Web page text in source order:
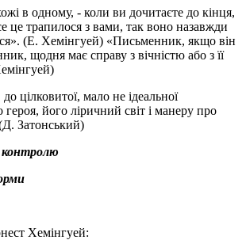
в одному, - коли ви дочитаєте до кінця,
це трапилося з вами, так воно назавжди
(Е. Хемінгуей) «Письменник, якщо він
щодня має справу з вічністю або з її
цілковитої, мало не ідеальної
героя, його ліричний світ і манеру про
Затонський)
контролю
Хемінгуей: